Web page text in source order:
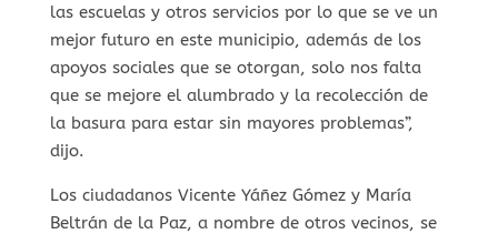
las escuelas y otros servicios por lo que se ve un
mejor futuro en este municipio, además de los
apoyos sociales que se otorgan, solo nos falta
que se mejore el alumbrado y la recolección de
la basura para estar sin mayores problemas”,
dijo.
Los ciudadanos Vicente Yáñez Gómez y María
Beltrán de la Paz, a nombre de otros vecinos, se